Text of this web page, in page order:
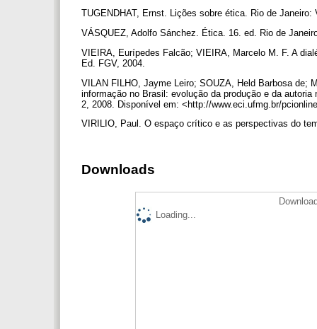
TUGENDHAT, Ernst. Lições sobre ética. Rio de
VÁSQUEZ, Adolfo Sánchez. Ética. 16. ed. Rio de
VIEIRA, Eurípedes Falcão; VIEIRA, Marcelo M. F. A
Ed. FGV, 2004.
VILAN FILHO, Jayme Leiro; SOUZA, Held Barbosa de;
informação no Brasil: evolução da produção e da
2, 2008. Disponível em: <http://www.eci.ufmg.br/
VIRILIO, Paul. O espaço crítico e as perspectivas do
Downloads
Loading...